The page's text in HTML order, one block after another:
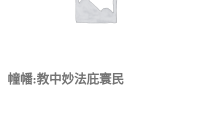
幢幡:教中妙法庇寰民